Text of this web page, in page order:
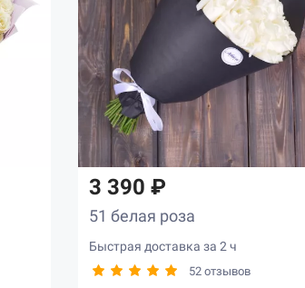
3 390 ₽
51 белая роза
Быстрая доставка за 2 ч
52 отзывов